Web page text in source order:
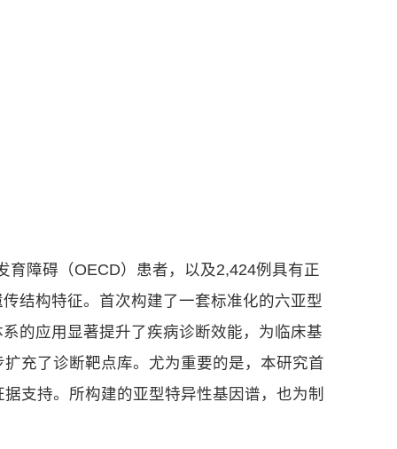
障碍（OECD）患者，以及2,424例具有正
结构特征。首次构建了一套标准化的六亚型
的应用显著提升了疾病诊断效能，为临床基
充了诊断靶点库。尤为重要的是，本研究首
支持。所构建的亚型特异性基因谱，也为制